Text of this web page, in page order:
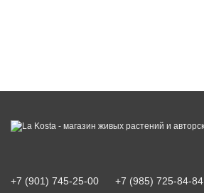
+7 (901) 745-25-00
+7 (985) 725-84-84